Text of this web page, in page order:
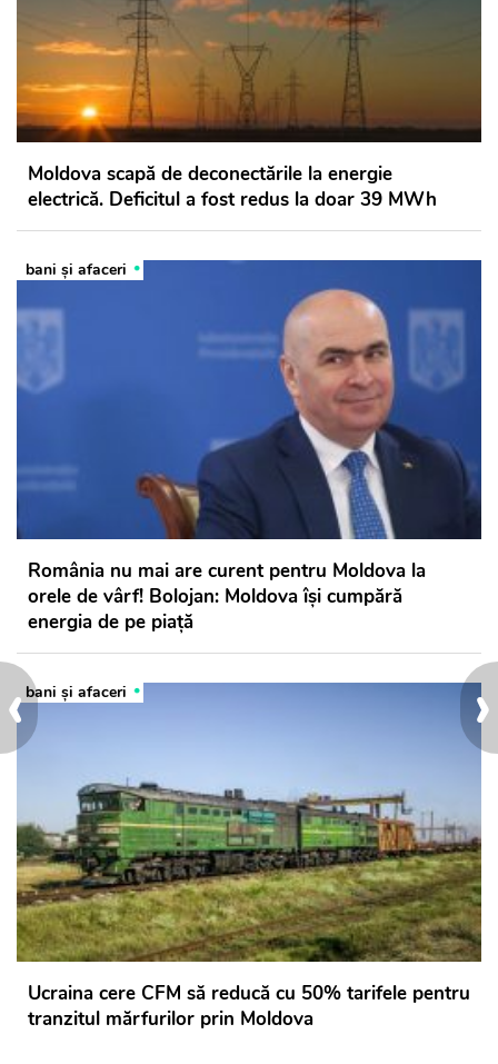
›
‹
Moldova scapă de deconectările la energie
electrică. Deficitul a fost redus la doar 39 MWh
bani și afaceri
România nu mai are curent pentru Moldova la
orele de vârf! Bolojan: Moldova își cumpără
energia de pe piață
bani și afaceri
Ucraina cere CFM să reducă cu 50% tarifele pentru
tranzitul mărfurilor prin Moldova